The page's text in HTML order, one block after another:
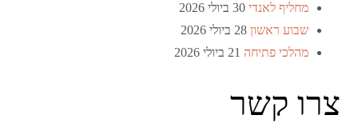
מחליף לאנדי 30 ביולי 2026
שבוע ראשון 28 ביולי 2026
מהלכי פתיחה 21 ביולי 2026
צרו קשר